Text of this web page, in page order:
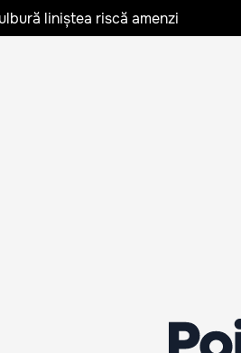
liniștea riscă amenzi